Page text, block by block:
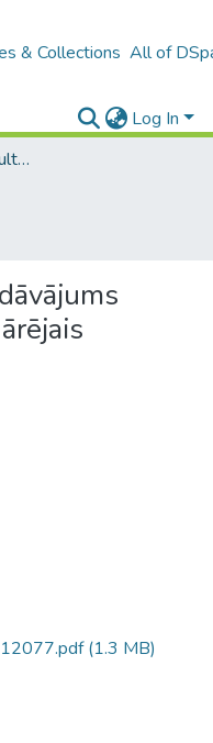
& Collections All of
Log In
B4 – LU fakultātes / Faculties of the UL
(1.3 MB)